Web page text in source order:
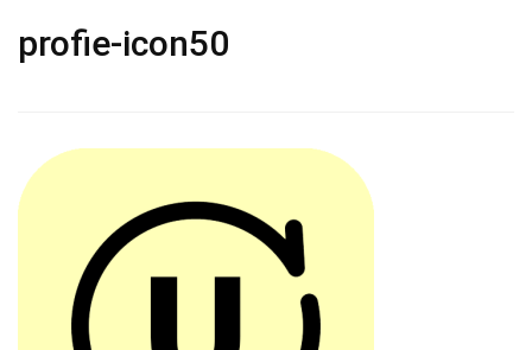
profie-icon50